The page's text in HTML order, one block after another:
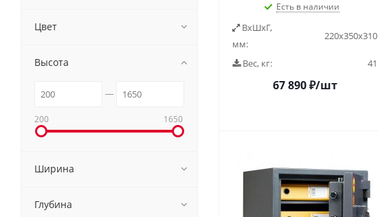
Есть в наличии
ВxШxГ,
мм:
220x350x310
Вес, кг: 41
67 890₽/шт
Цвет
Высота
200 1650
Ширина
Глубина